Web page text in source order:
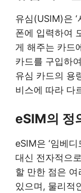
유심(USIM)은 ‘
폰에 입력하여
게 해주는 카드
카드를 구입하
유심 카드의 용
비스에 따라 다
eSIM의 정
eSIM은 ‘임베
대신 전자적으
할 만한 점은
있으며, 물리적